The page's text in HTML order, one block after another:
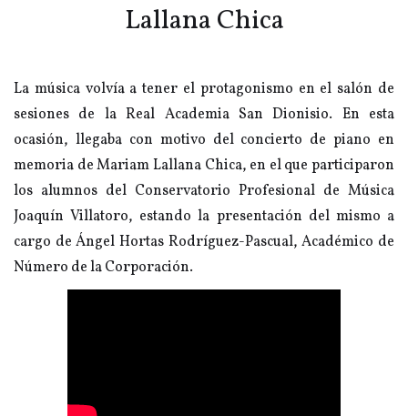
Lallana Chica
La música volvía a tener el protagonismo en el salón de
sesiones de la Real Academia San Dionisio. En esta
ocasión, llegaba con motivo del concierto de piano en
memoria de Mariam Lallana Chica, en el que participaron
los alumnos del Conservatorio Profesional de Música
Joaquín Villatoro, estando la presentación del mismo a
cargo de Ángel Hortas Rodríguez-Pascual, Académico de
Número de la Corporación.